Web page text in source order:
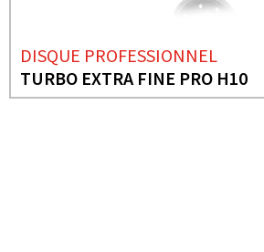
DISQUE PROFESSIONNEL
TURBO EXTRA FINE PRO H10